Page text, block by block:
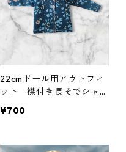
22cmドール用アウトフィ
ット 襟付き長そでシャ
ル リアルクローズ
¥700